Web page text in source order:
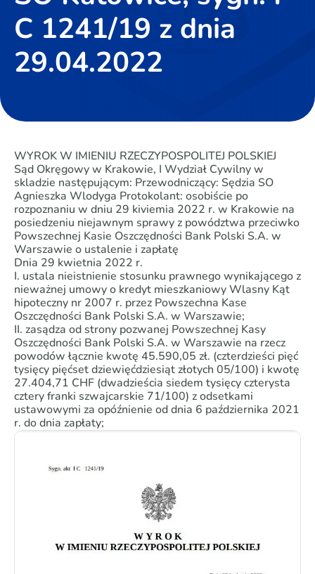
C 1241/19 z dnia
29.04.2022
WYROK W IMIENIU RZECZYPOSPOLITEJ POLSKIEJ
Sąd Okręgowy w Krakowie, I Wydział Cywilny w
skladzie następującym: Przewodniczący: Sędzia SO
Agnieszka Wlodyga Protokolant: osobiście po
rozpoznaniu w dniu 29 kiviemia 2022 r. w Krakowie na
posiedzeniu niejawnym sprawy z powództwa przeciwko
Powszechnej Kasie Oszczędności Bank Polski S.A. w
Warszawie o ustalenie i zapłatę
Dnia 29 kwietnia 2022 r.
I. ustala nieistnienie stosunku prawnego wynikającego z
nieważnej umowy o kredyt mieszkaniowy Wlasny Kąt
hipoteczny nr 2007 r. przez Powszechna Kase
Oszczędności Bank Polski S.A. w Warszawie;
II. zasądza od strony pozwanej Powszechnej Kasy
Oszczędności Bank Polski S.A. w Warszawie na rzecz
powodów łącznie kwotę 45.590,05 zł. (czterdzieści pięć
tysięcy pięćset dziewięćdziesiąt złotych 05/100) i kwotę
27.404,71 CHF (dwadzieścia siedem tysięcy czterysta
cztery franki szwajcarskie 71/100) z odsetkami
ustawowymi za opóźnienie od dnia 6 października 2021
r. do dnia zapłaty;